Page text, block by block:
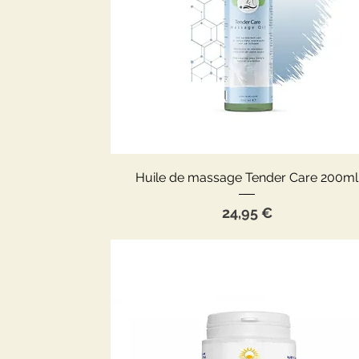
Aperçu rapide
Huile de massage Tender Care 200ml
Prix
24,95 €